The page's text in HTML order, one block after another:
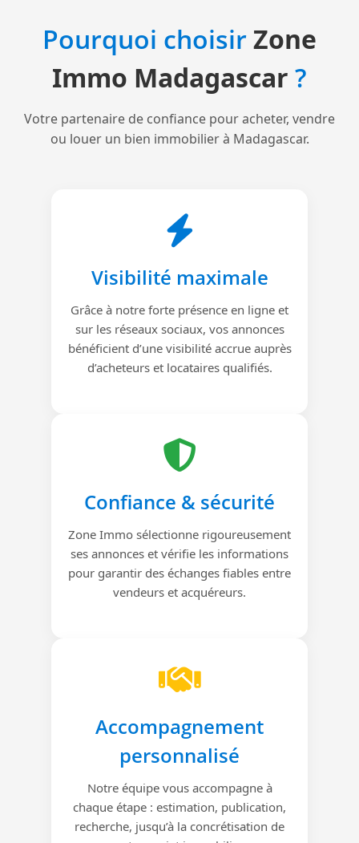
Pourquoi choisirZone
Immo Madagascar ?
Votre partenaire de confiance pour acheter, vendre
ou louer un bien immobilier à Madagascar.
Visibilité maximale
Grâce à notre forte présence en ligne et
sur les réseaux sociaux, vos annonces
bénéficient d’une visibilité accrue auprès
d’acheteurs et locataires qualifiés.
Confiance & sécurité
Zone Immo sélectionne rigoureusement
ses annonces et vérifie les informations
pour garantir des échanges fiables entre
vendeurs et acquéreurs.
Accompagnement
personnalisé
Notre équipe vous accompagne à
chaque étape : estimation, publication,
recherche, jusqu’à la concrétisation de